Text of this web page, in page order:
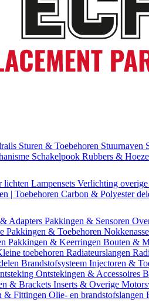
Sturen & Toebehoren Stuurnaven
Schakelpook Rubbers &
lichten Lampensets Verlichting overige
| Toebehoren Carbon & Polyester
Adapters Pakkingen & Sensoren
Pakkingen & Toebehoren
Pakkingen & Keerringen Bouten &
toebehoren Radiateurslangen
Brandstofsysteem Injectoren &
Ontstekingen & Accessoires
& Brackets Inserts & Overige
& Fittingen Olie- en brandstofslangen